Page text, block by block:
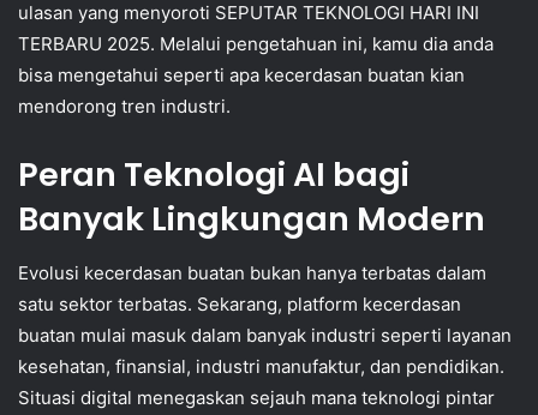
ulasan yang menyoroti SEPUTAR TEKNOLOGI HARI INI
TERBARU 2025. Melalui pengetahuan ini, kamu dia anda
bisa mengetahui seperti apa kecerdasan buatan kian
mendorong tren industri.
Peran Teknologi AI bagi
Banyak Lingkungan Modern
Evolusi kecerdasan buatan bukan hanya terbatas dalam
satu sektor terbatas. Sekarang, platform kecerdasan
buatan mulai masuk dalam banyak industri seperti layanan
kesehatan, finansial, industri manufaktur, dan pendidikan.
Situasi digital menegaskan sejauh mana teknologi pintar